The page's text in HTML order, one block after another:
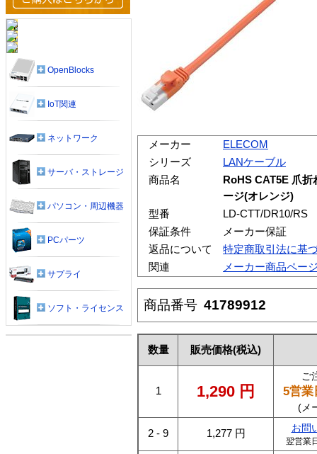
メーカー
ELECOM
シリーズ
LANケーブル
商品名
RoHS CAT5E 爪
ージ(オレンジ)
型番
LD-CTT/DR10/RS
保証条件
メーカー保証
返品について
特定商取引法に基
関連
メーカー商品ペー
商品番号 41789912
数量 販売価格(税込)
1 1,290 円
ご
5営業
(メ
2 - 9 1,277 円 お問
翌営業
OpenBlocks
IoT関連
ネットワーク
サーバ・ストレージ
パソコン・周辺機器
PCパーツ
サプライ
ソフト・ライセンス